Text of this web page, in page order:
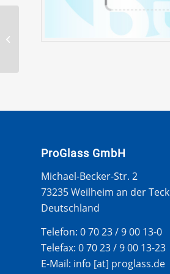
ProGlass GmbH
Michael-Becker-Str. 2
73235 Weilheim an der Teck
Deutschland
Telefon: 0 70 23 / 9 00 13-0
Telefax: 0 70 23 / 9 00 13-23
E-Mail: info [at] proglass.de